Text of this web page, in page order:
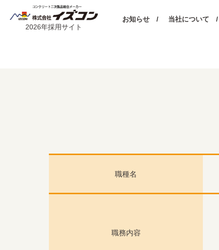
2026年採用サイト
お知らせ / 当社について /
職種名
職務内容